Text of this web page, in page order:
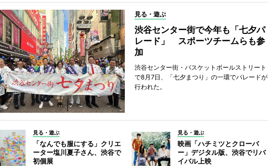
見る・遊ぶ
渋谷センター街で今年も「七夕パ
レード」 スポーツチームらも参
加
渋谷センター街・バスケットボールストリート
で8月7日、「七夕まつり」の一環でパレードが
行われた。
見る・遊ぶ
「なんでも服にする」クリエ
ーター塩川夏子さん、渋谷で
初個展
見る・遊ぶ
映画「ハチミツとクローバ
ー」デジタル版、渋谷でリバ
イバル上映